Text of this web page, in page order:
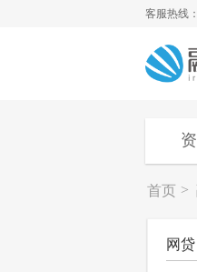
客服热线
首页 >
网